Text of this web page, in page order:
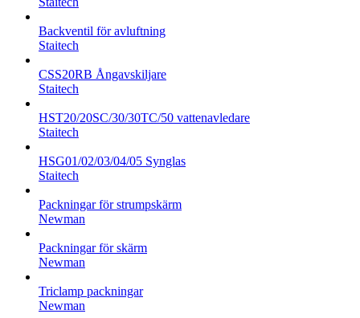
Backventil för avluftning
Staitech
CSS20RB Ångavskiljare
Staitech
HST20/20SC/30/30TC/50 vattenavledare
Staitech
HSG01/02/03/04/05 Synglas
Staitech
Packningar för strumpskärm
Newman
Packningar för skärm
Newman
Triclamp packningar
Newman